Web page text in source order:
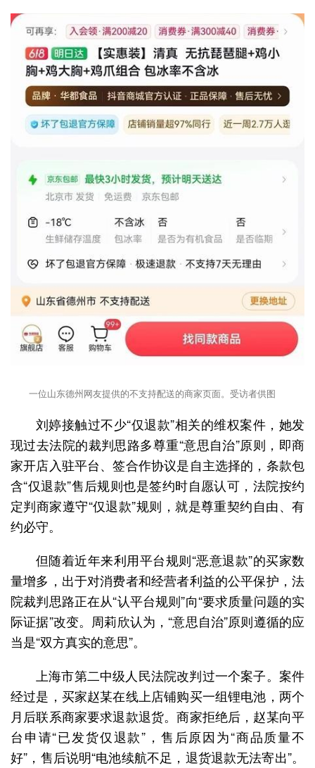
一位山东德州网友提供的不支持配送的商家页面。受访者供图
刘婷接触过不少“仅退款”相关的维权案件，她发
现过去法院的裁判思路多尊重“意思自治”原则，即商
家开店入驻平台、签合作协议是自主选择的，条款包
含“仅退款”售后规则也是签约时自愿认可，法院按约
定判商家遵守“仅退款”规则，就是尊重契约自由、有
约必守。
但随着近年来利用平台规则“恶意退款”的买家数
量增多，出于对消费者和经营者利益的公平保护，法
院裁判思路正在从“认平台规则”向“要求质量问题的实
际证据”改变。周莉欣认为，“意思自治”原则遵循的应
当是“双方真实的意思”。
上海市第二中级人民法院改判过一个案子。案件
经过是，买家赵某在线上店铺购买一组锂电池，两个
月后联系商家要求退款退货。商家拒绝后，赵某向平
台申请“已发货仅退款”，售后原因为“商品质量不
好”，售后说明“电池续航不足，退货退款无法寄出”。